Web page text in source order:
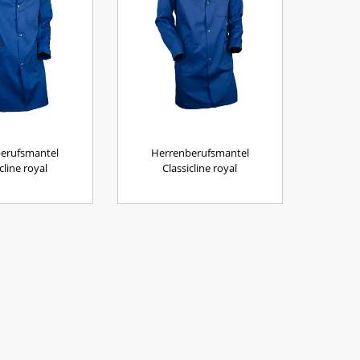
royal
Herrenberufsmantel
Classicline royal